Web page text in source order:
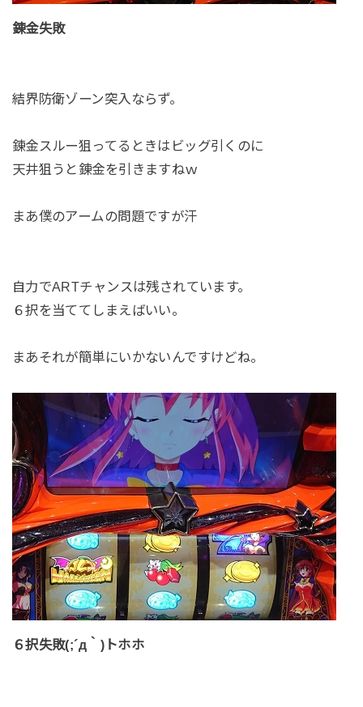
錬金失敗
結界防衛ゾーン突入ならず。
錬金スルー狙ってるときはビッグ引くのに
天井狙うと錬金を引きますねｗ
まあ僕のアームの問題ですが汗
自力でARTチャンスは残されています。
６択を当ててしまえばいい。
まあそれが簡単にいかないんですけどね。
６択失敗(;´д｀)トホホ